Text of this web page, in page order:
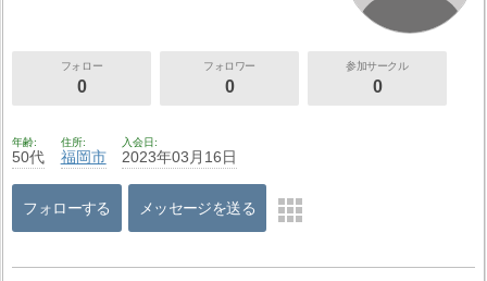
フォロー
0
フォロワー
0
参加サークル
0
年齢
50代
住所
福岡市
入会日
2023年03月16日
フォローする メッセージを送る